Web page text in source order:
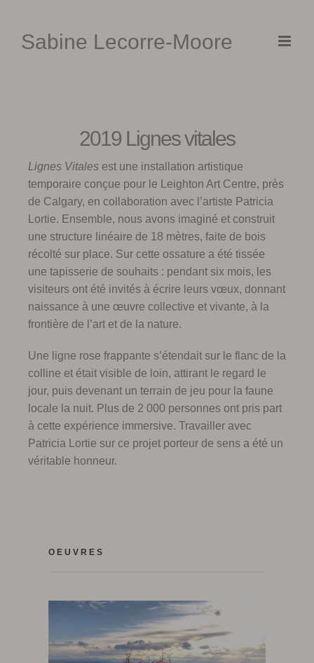
contentSabine Lecorre-Moore
2019 Lignes vitales
Lignes Vitales est une installation artistique
temporaire conçue pour le Leighton Art Centre, près
de Calgary, en collaboration avec l’artiste Patricia
Lortie. Ensemble, nous avons imaginé et construit
une structure linéaire de 18 mètres, faite de bois
récolté sur place. Sur cette ossature a été tissée
une tapisserie de souhaits : pendant six mois, les
visiteurs ont été invités à écrire leurs vœux, donnant
naissance à une œuvre collective et vivante, à la
frontière de l’art et de la nature.
Une ligne rose frappante s’étendait sur le flanc de la
colline et était visible de loin, attirant le regard le
jour, puis devenant un terrain de jeu pour la faune
locale la nuit. Plus de 2 000 personnes ont pris part
à cette expérience immersive. Travailler avec
Patricia Lortie sur ce projet porteur de sens a été un
véritable honneur.
OEUVRES